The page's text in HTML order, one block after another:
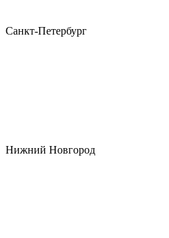
Санкт-Петербург
Нижний Новгород